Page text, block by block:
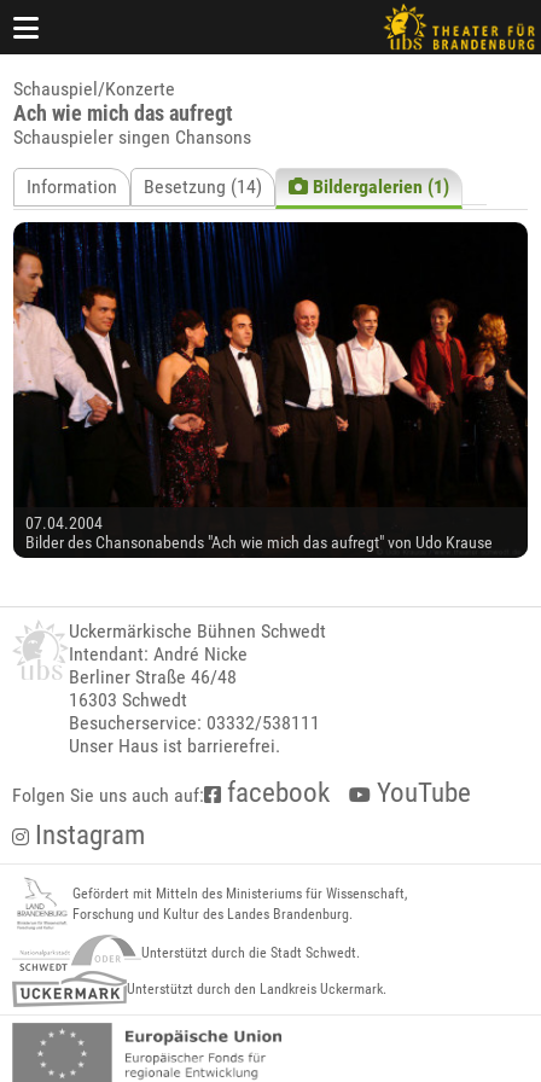
Schauspiel/Konzerte
Ach wie mich das aufregt
Schauspieler singen Chansons
Information Besetzung (14) Bildergalerien (1)
07.04.2004
Bilder des Chansonabends "Ach wie mich das aufregt" von Udo Krause
Uckermärkische Bühnen Schwedt
Intendant: André Nicke
Berliner Straße 46/48
16303 Schwedt
Besucherservice: 03332/538111
Unser Haus ist barrierefrei.
Folgen Sie uns auch auf: facebook
YouTube
Instagram
Gefördert mit Mitteln des Ministeriums für Wissenschaft,
Forschung und Kultur des Landes Brandenburg.
Unterstützt durch die Stadt Schwedt.
Unterstützt durch den Landkreis Uckermark.